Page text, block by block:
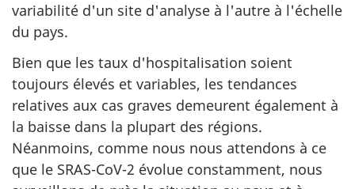
variabilité d'un site d'analyse à l'autre à l'échelle
du pays.
Bien que les taux d'hospitalisation soient
toujours élevés et variables, les tendances
relatives aux cas graves demeurent également à
la baisse dans la plupart des régions.
Néanmoins, comme nous nous attendons à ce
que le SRAS-CoV-2 évolue constamment, nous